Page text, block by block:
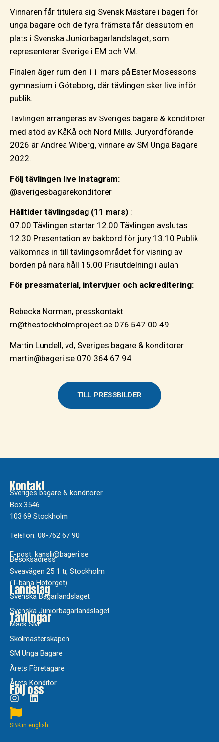
Vinnaren får titulera sig Svensk Mästare i bageri för
unga bagare och de fyra främsta får dessutom en
plats i Svenska Juniorbagarlandslaget, som
representerar Sverige i EM och VM.
Finalen äger rum den 11 mars på Ester Mosessons
gymnasium i Göteborg, där tävlingen sker live inför
publik.
Tävlingen arrangeras av Sveriges bagare & konditorer
med stöd av KåKå och Nord Mills. Juryordförande
2026 är Andrea Wiberg, vinnare av SM Unga Bagare
2022.
Följ tävlingen live Instagram:
@sverigesbagarekonditorer
Hålltider tävlingsdag (11 mars) :
07.00 Tävlingen startar 12.00 Tävlingen avslutas
12.30 Presentation av bakbord för jury 13.10 Publik
välkomnas in till tävlingsområdet för visning av
borden på nära håll 15.00 Prisutdelning i aulan
För pressmaterial, intervjuer och ackreditering:
Rebecka Norman, presskontakt
rn@thestockholmproject.se 076 547 00 49
Martin Lundell, vd, Sveriges bagare & konditorer
martin@bageri.se 070 364 67 94
TILL PRESSBILDER
Kontakt
Sveriges bagare & konditorer
Box 3546
103 69 Stockholm
Telefon: 08-762 67 90
E-post: kansli@bageri.se
Besöksadress
Sveavägen 25 1 tr, Stockholm
(T-bana Hötorget)
Landslag
Svenska Bagarlandslaget
Svenska Juniorbagarlandslaget
Tävlingar
Mack SM
Skolmästerskapen
SM Unga Bagare
Årets Företagare
Årets Konditor
Följ oss
SBK in english